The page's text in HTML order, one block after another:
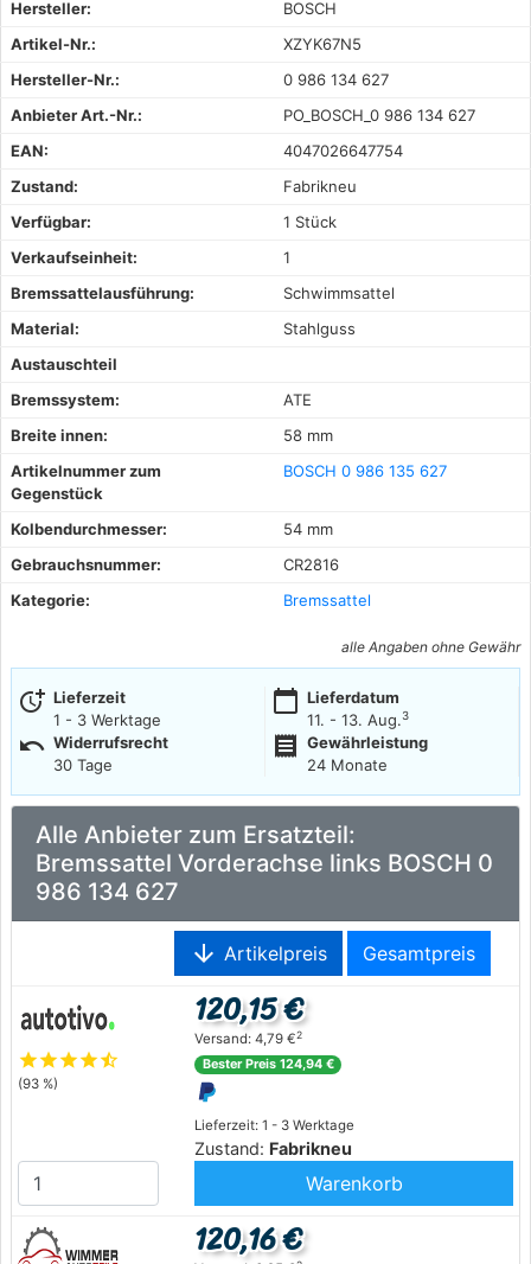
Hersteller:
BOSCH
Artikel-Nr.:
XZYK67N5
Hersteller-Nr.:
0 986 134 627
Anbieter Art.-Nr.:
PO_BOSCH_0 986 134 627
EAN:
4047026647754
Zustand:
Fabrikneu
Verfügbar:
1 Stück
Verkaufseinheit:
1
Bremssattelausführung:
Schwimmsattel
Material:
Stahlguss
Austauschteil
Bremssystem:
ATE
Breite innen:
58 mm
Artikelnummer zum
Gegenstück
BOSCH 0 986 135 627
Kolbendurchmesser:
54 mm
Gebrauchsnummer:
CR2816
Kategorie:
Bremssattel
alle Angaben ohne Gewähr
more_time Lieferzeit
1 - 3 Werktage
calendar_today Lieferdatum
11. - 13. Aug.3
undo Widerrufsrecht
30 Tage
receipt
Gewährleistung
24 Monate
Alle Anbieter zum Ersatzteil:
Bremssattel Vorderachse links BOSCH 0
986 134 627
arrow_downward Artikelpreis Gesamtpreis
starstarstarstarstar_half
(93 %)
Lieferzeit: 1 - 3 Werktage
Zustand: Fabrikneu
120,15 €
Versand: 4,79 €2
Bester Preis 124,94 €
Warenkorb
120,16 €